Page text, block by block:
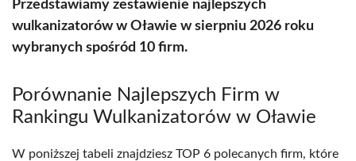
Przedstawiamy zestawienie najlepszych
wulkanizatorów w Oławie w sierpniu 2026 roku
wybranych spośród 10 firm.
Porównanie Najlepszych Firm w
Rankingu Wulkanizatorów w Oławie
W poniższej tabeli znajdziesz TOP 6 polecanych firm, które